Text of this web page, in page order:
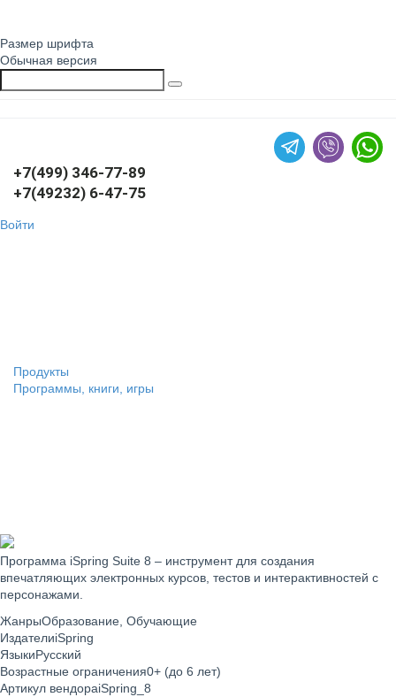
Размер шрифта
Обычная версия
+7(499) 346-77-89
+7(49232) 6-47-75
Войти
Продукты
Программы, книги, игры
Программа iSpring Suite 8 – инструмент для создания
впечатляющих электронных курсов, тестов и интерактивностей с
персонажами.
ЖанрыОбразование, Обучающие
ИздателиiSpring
ЯзыкиРусский
Возрастные ограничения0+ (до 6 лет)
Артикул вендораiSpring_8